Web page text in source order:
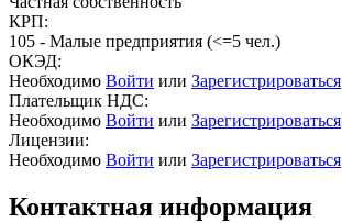
КРП:
105 - Малые предприятия (<=5 чел.)
ОКЭД:
Необходимо Войти или Зарегистрироваться
Плательщик НДС:
Необходимо Войти или Зарегистрироваться
Лицензии:
Необходимо Войти или Зарегистрироваться
Контактная информация